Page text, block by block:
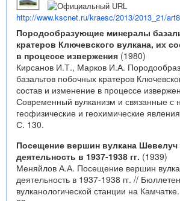
http://www.kscnet.ru/kraesc/2013/2013_21/
Породообразующие минералы
кратеров Ключевского вулкана, их
в процессе извержения (1980)
Кирсанов И.Т., Марков И.А.
базальтов побочных кратеров
состав и изменение в процессе
Современный вулканизм и связанные с
геофизические и геохимические
С. 130.
Посещение вершин вулкана Шевелуч
деятельность в 1937-1938 гг. (1939)
Меняйлов А.А. Посещение вершин
деятельность в 1937-1938 гг. //
вулканологической станции на